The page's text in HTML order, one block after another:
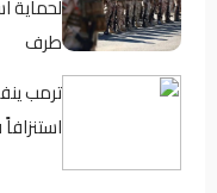
لحماية
طرف
ترمب